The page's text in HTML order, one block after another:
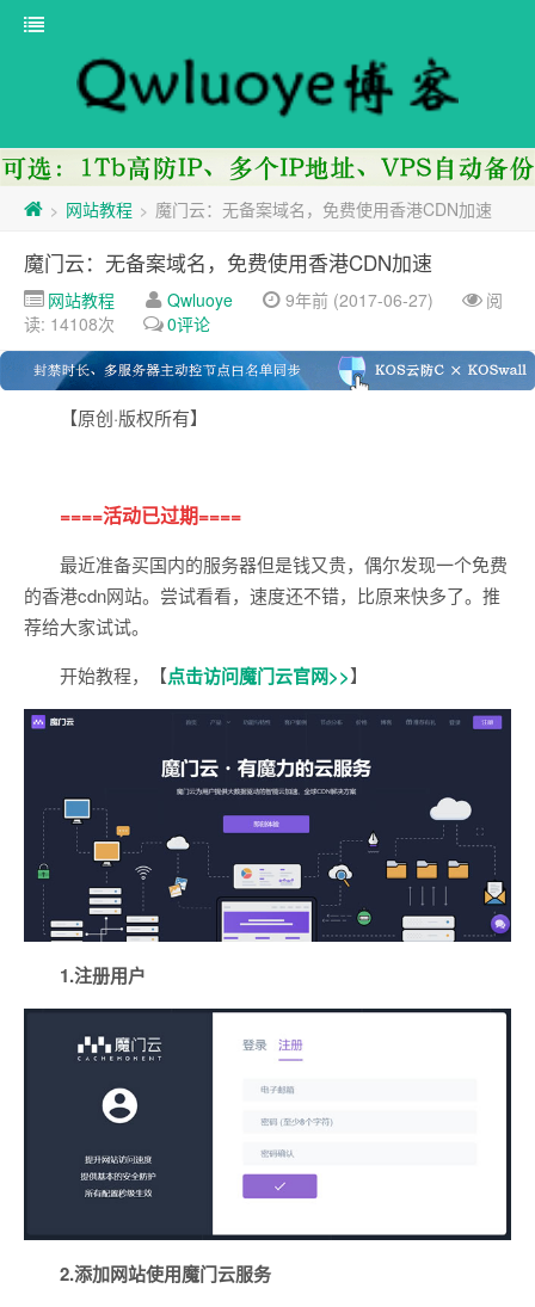
> 网站教程 > 魔门云：无备案域名，免费使用香港CDN加速
魔门云：无备案域名，免费使用香港CDN加速
网站教程 Qwluoye 9年前 (2017-06-27)
阅
读: 14108次
0评论
【原创·版权所有】
====活动已过期====
最近准备买国内的服务器但是钱又贵，偶尔发现一个免费
的香港cdn网站。尝试看看，速度还不错，比原来快多了。推
荐给大家试试。
开始教程，
【点击访问魔门云官网>>】
1.注册用户
2.添加网站使用魔门云服务